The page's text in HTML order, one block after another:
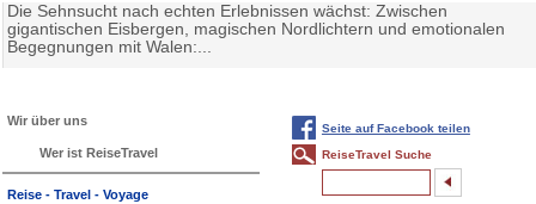
Die Sehnsucht nach echten Erlebnissen wächst: Zwischen
gigantischen Eisbergen, magischen Nordlichtern und emotionalen
Begegnungen mit Walen:...
Wir über uns
Wer ist ReiseTravel
Reise - Travel - Voyage
Seite auf Facebook teilen
ReiseTravel Suche